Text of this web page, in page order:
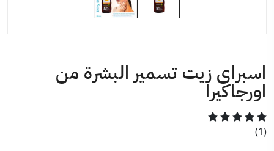
اسبراى زيت تسمير البشرة من
اورجاكيرا
(1)